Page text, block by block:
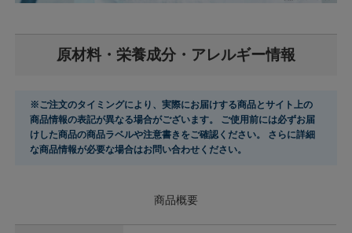
原材料・栄養成分・アレルギー情報
※ご注文のタイミングにより、実際にお届けする商品とサイト上の
商品情報の表記が異なる場合がございます。 ご使用前には必ずお届
けした商品の商品ラベルや注意書きをご確認ください。 さらに詳細
な商品情報が必要な場合はお問い合わせください。
商品概要